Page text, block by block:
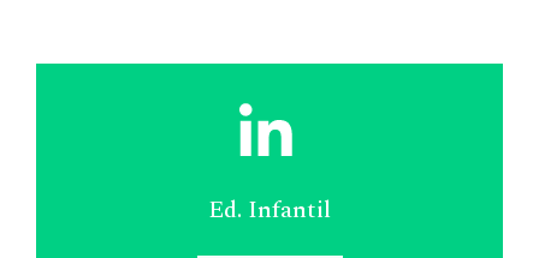
Ed. Infantil